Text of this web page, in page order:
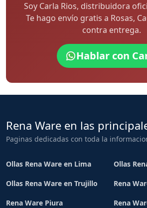
Soy Carla Rios, distribuidora
Te hago envío gratis a Rosas,
contra entrega.
Hablar con
Rena Ware en las
Paginas dedicadas con toda la
Ollas Rena Ware en Lima Ollas
Ollas Rena Ware en Trujillo Rena
Rena Ware Piura Rena